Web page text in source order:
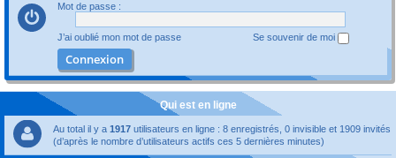
Mot de passe :
J’ai oublié mon mot de passe Se souvenir de moi
Qui est en ligne
Au total il y a 1917 utilisateurs en ligne : 8 enregistrés, 0 invisible et 1909 invités
(d’après le nombre d’utilisateurs actifs ces 5 dernières minutes)